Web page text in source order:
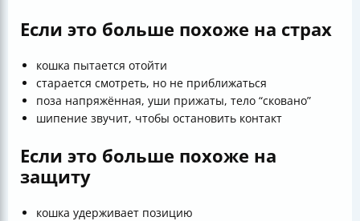
Если это больше похоже на страх
кошка пытается отойти
старается смотреть, но не приближаться
поза напряжённая, уши прижаты, тело “сковано”
шипение звучит, чтобы остановить контакт
Если это больше похоже на
защиту
кошка удерживает позицию